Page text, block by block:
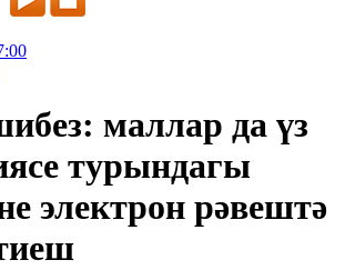
маллар да үз
турындагы
электрон рәвештә